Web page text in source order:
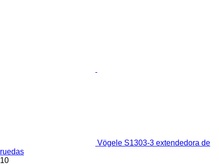
Vögele S1303-3 extendedora de
ruedas
10